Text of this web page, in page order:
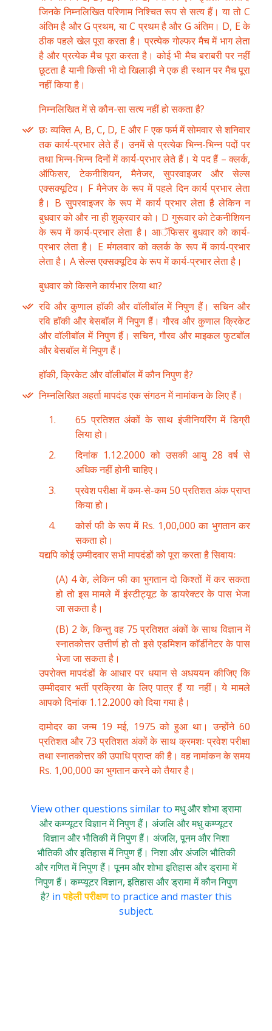
जिनके निम्नलिखित परिणाम निश्चित रूप से सत्य हैं। या तो C
अंतिम है और G प्रथम, या C प्रथम है और G अंतिम। D, E के
ठीक पहले खेल पूरा करता है। प्रत्येक गोल्फर मैच में भाग लेता
है और प्रत्येक मैच पूरा करता है। कोई भी मैच बराबरी पर नहीं
छूटता है यानी किसी भी दो खिलाड़ी ने एक ही स्थान पर मैच पूरा
नहीं किया है।
निम्नलिखित में से कौन-सा सत्य नहीं हो सकता है?
छः व्यक्ति A, B, C, D, E और F एक फर्म में सोमवार से शनिवार
तक कार्य-प्रभार लेते हैं। उनमें से प्रत्येक भिन्न-भिन्न पदों पर
तथा भिन्न-भिन्न दिनों में कार्य-प्रभार लेते हैं। ये पद हैं – क्लर्क,
ऑफिसर, टेकनीशियन, मैनेजर, सुपरवाइजर और सेल्स
एक्सक्यूटिव। F मैनेजर के रूप में पहले दिन कार्य प्रभार लेता
है। B सुपरवाइजर के रूप में कार्य प्रभार लेता है लेकिन न
बुधवार को और ना ही शुक्रवार को। D गुरूवार को टेकनीशियन
के रूप में कार्य-प्रभार लेता है। आॅफिसर बुधवार को कार्य-
प्रभार लेता है। E मंगलवार को क्लर्क के रूप में कार्य-प्रभार
लेता है। A सेल्स एक्सक्यूटिव के रूप में कार्य-प्रभार लेता है।
बुधवार को किसने कार्यभार लिया था?
रवि और कुणाल हाॅकी और वाॅलीबाॅल में निपुण हैं। सचिन और
रवि हाॅकी और बेसबाॅल में निपुण हैं। गौरव और कुणाल क्रिकेट
और वाॅलीबाॅल में निपुण हैं। सचिन, गौरव और माइकल फुटबाॅल
और बेसबाॅल में निपुण हैं।
हाॅकी, क्रिकेट और वाॅलीबाॅल में कौन निपुण है?
निम्नलिखित अहर्ता मापदंड एक संगठन में नामांकन के लिए हैं।
65 प्रतिशत अंकों के साथ इंजीनियरिंग में डिग्री
लिया हो।
दिनांक 1.12.2000 को उसकी आयु 28 वर्ष से
अधिक नहीं होनी चाहिए।
प्रवेश परीक्षा में कम-से-कम 50 प्रतिशत अंक प्राप्त
किया हो।
कोर्स फी के रूप में Rs. 1,00,000 का भुगतान कर
सकता हो।
यद्यपि कोई उम्मीदवार सभी मापदंडों को पूरा करता है सिवायः
(A) 4 के, लेकिन फी का भुगतान दो किश्तों में कर सकता
हो तो इस मामले में इंस्टीट्यूट के डायरेक्टर के पास भेजा
जा सकता है।
(B) 2 के, किन्तु वह 75 प्रतिशत अंकों के साथ विज्ञान में
स्नातकोत्तर उत्तीर्ण हो तो इसे एडमिशन काॅर्डीनेटर के पास
भेजा जा सकता है।
उपरोक्त मापदंडों के आधार पर धयान से अधययन कीजिए कि
उम्मीदवार भर्ती प्रक्रिया के लिए पात्र हैं या नहीं। ये मामले
आपको दिनांक 1.12.2000 को दिया गया है।
दामोदर का जन्म 19 मई, 1975 को हुआ था। उन्होंने 60
प्रतिशत और 73 प्रतिशत अंकों के साथ क्रमशः प्रवेश परीक्षा
तथा स्नातकोत्तर की उपाधि प्राप्त की है। वह नामांकन के समय
Rs. 1,00,000 का भुगतान करने को तैयार है।
View other questions similar toमधु और शोभा ड्रामा
और कम्प्यूटर विज्ञान में निपुण हैं। अंजलि और मधु कम्प्यूटर
विज्ञान और भौतिकी में निपुण हैं। अंजलि, पूनम और निशा
भौतिकी और इतिहास में निपुण हैं। निशा और अंजलि भौतिकी
और गणित में निपुण हैं। पूनम और शोभा इतिहास और ड्रामा में
निपुण हैं। कम्प्यूटर विज्ञान, इतिहास और ड्रामा में कौन निपुण
है? inपहेली परीक्षणto practice and master this
subject.